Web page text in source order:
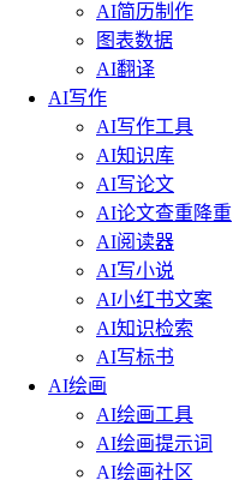
AI简历制作
图表数据
AI翻译
AI写作
AI写作工具
AI知识库
AI写论文
AI论文查重降重
AI阅读器
AI写小说
AI小红书文案
AI知识检索
AI写标书
AI绘画
AI绘画工具
AI绘画提示词
AI绘画社区